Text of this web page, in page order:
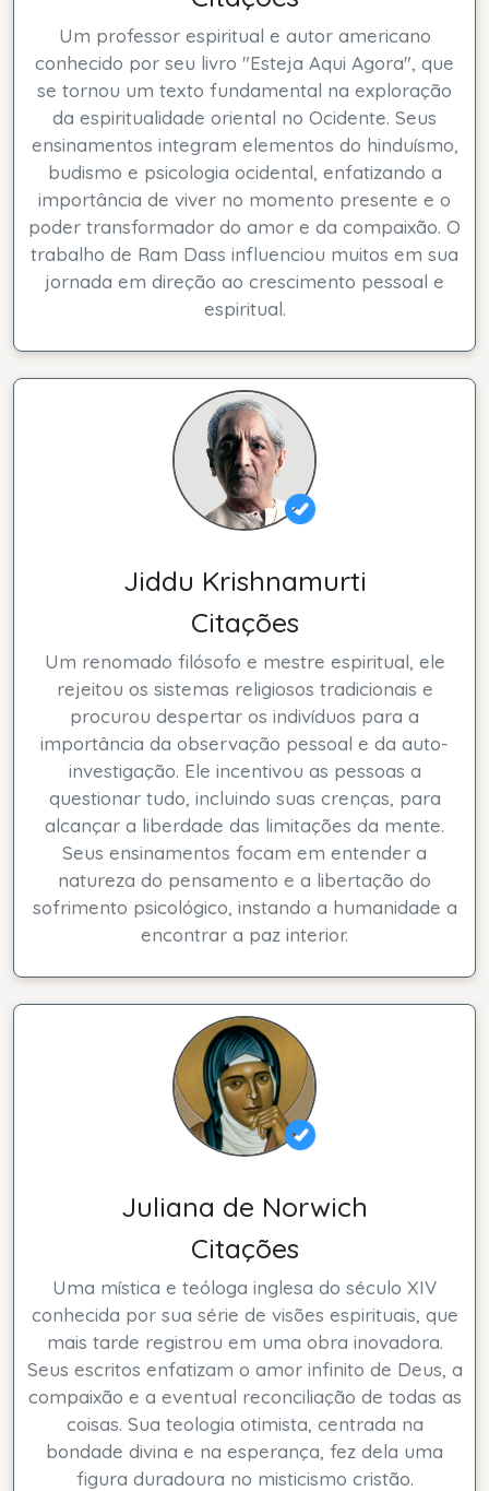
Um professor espiritual e autor americano
conhecido por seu livro "Esteja Aqui Agora", que
se tornou um texto fundamental na exploração
da espiritualidade oriental no Ocidente. Seus
ensinamentos integram elementos do hinduísmo,
budismo e psicologia ocidental, enfatizando a
importância de viver no momento presente e o
poder transformador do amor e da compaixão. O
trabalho de Ram Dass influenciou muitos em sua
jornada em direção ao crescimento pessoal e
espiritual.
Jiddu Krishnamurti
Citações
Um renomado filósofo e mestre espiritual, ele
rejeitou os sistemas religiosos tradicionais e
procurou despertar os indivíduos para a
importância da observação pessoal e da auto-
investigação. Ele incentivou as pessoas a
questionar tudo, incluindo suas crenças, para
alcançar a liberdade das limitações da mente.
Seus ensinamentos focam em entender a
natureza do pensamento e a libertação do
sofrimento psicológico, instando a humanidade a
encontrar a paz interior.
Juliana de Norwich
Citações
Uma mística e teóloga inglesa do século XIV
conhecida por sua série de visões espirituais, que
mais tarde registrou em uma obra inovadora.
Seus escritos enfatizam o amor infinito de Deus, a
compaixão e a eventual reconciliação de todas as
coisas. Sua teologia otimista, centrada na
bondade divina e na esperança, fez dela uma
figura duradoura no misticismo cristão.